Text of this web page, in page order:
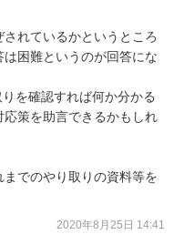
されているかというところ
困難というのが回答にな
を確認すれば何か分かる
策を助言できるかもしれ
でのやり取りの資料等を
2020年8月25日 14:41